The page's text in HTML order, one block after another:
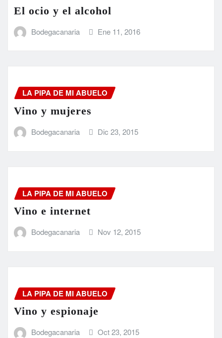
El ocio y el alcohol
Bodegacanaria Ene 11, 2016
LA PIPA DE MI ABUELO
Vino y mujeres
Bodegacanaria Dic 23, 2015
LA PIPA DE MI ABUELO
Vino e internet
Bodegacanaria Nov 12, 2015
LA PIPA DE MI ABUELO
Vino y espionaje
Bodegacanaria Oct 23, 2015